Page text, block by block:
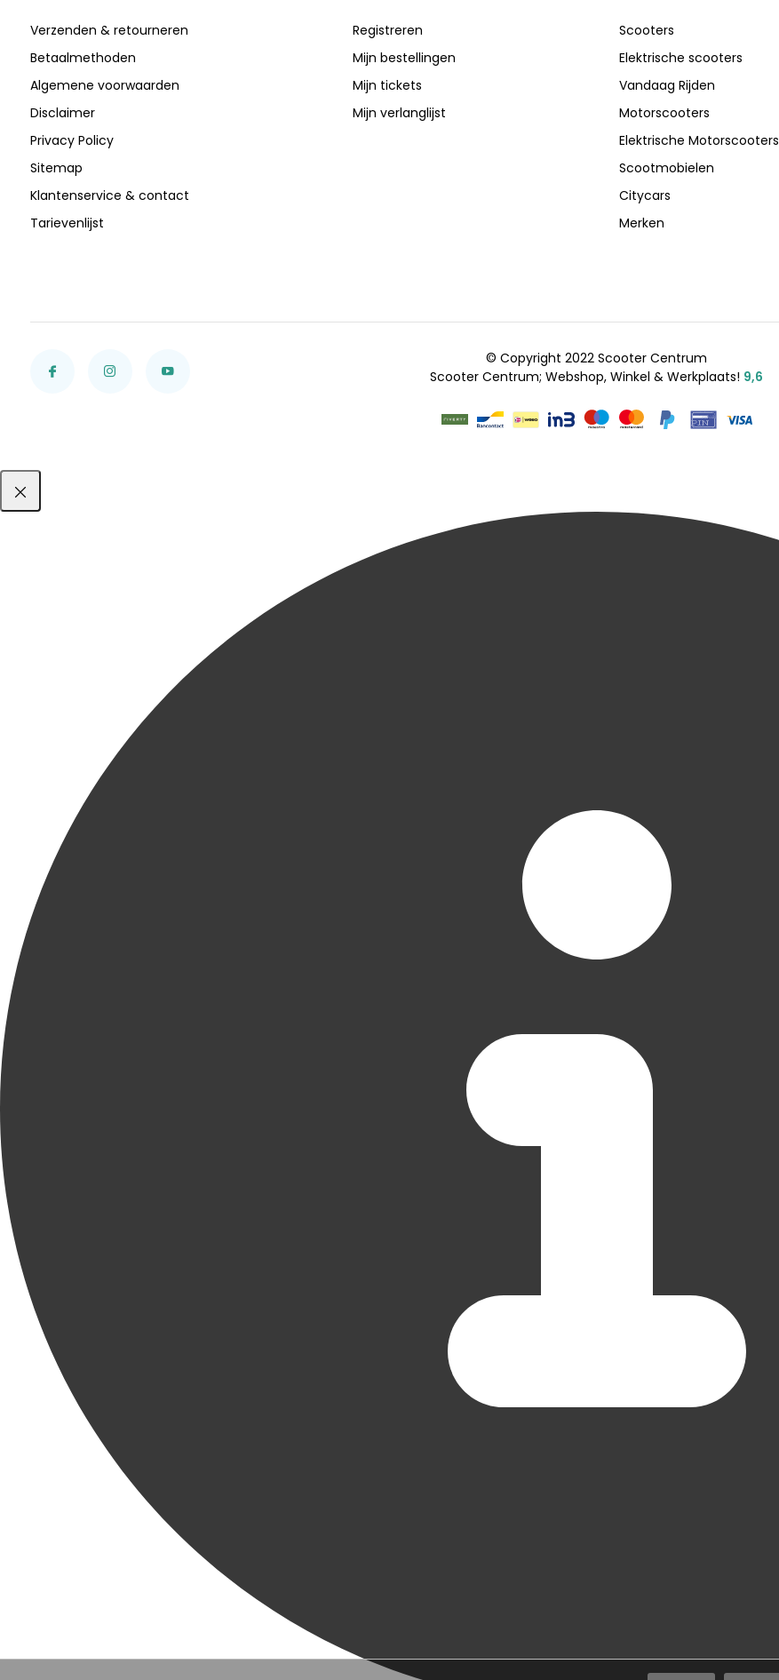
Verzenden & retourneren
Betaalmethoden
Algemene voorwaarden
Disclaimer
Privacy Policy
Sitemap
Klantenservice & contact
Tarievenlijst
Registreren
Mijn bestellingen
Mijn tickets
Mijn verlanglijst
Scooters
Elektrische scooters
Vandaag Rijden
Motorscooters
Elektrische Motorscooters
Scootmobielen
Citycars
Merken
© Copyright 2022 Scooter Centrum
Scooter Centrum; Webshop, Winkel & Werkplaats! 9,6